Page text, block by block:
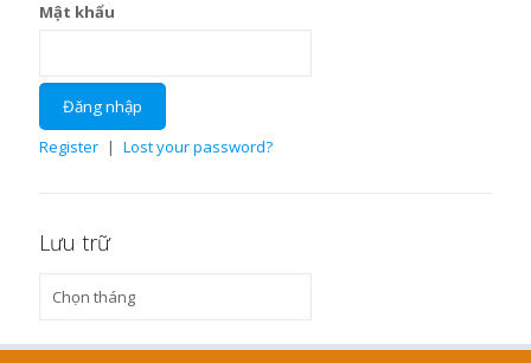
Mật khẩu
Register | Lost your password?
Lưu trữ
trữ